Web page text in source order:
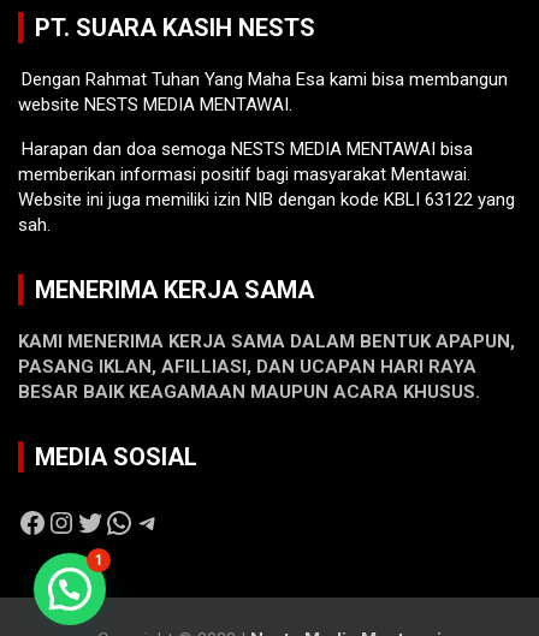
PT. SUARA KASIH NESTS
Dengan Rahmat Tuhan Yang Maha Esa kami bisa membangun
website NESTS MEDIA MENTAWAI.
Harapan dan doa semoga NESTS MEDIA MENTAWAI bisa
memberikan informasi positif bagi masyarakat Mentawai.
Website ini juga memiliki izin NIB dengan kode KBLI 63122 yang
sah.
MENERIMA KERJA SAMA
KAMI MENERIMA KERJA SAMA DALAM BENTUK APAPUN,
PASANG IKLAN, AFILLIASI, DAN UCAPAN HARI RAYA
BESAR BAIK KEAGAMAAN MAUPUN ACARA KHUSUS.
MEDIA SOSIAL
Facebook
Instagram
Twitter
WhatsApp
Telegram
1